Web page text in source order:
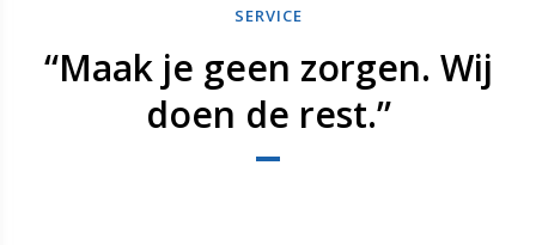
SERVICE
“Maak je geen zorgen. Wij
doen de rest.”